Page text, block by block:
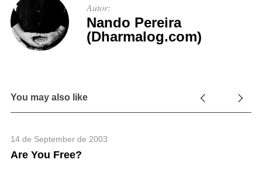
Autor:
Nando Pereira
(Dharmalog.com)
You may also like
14 de September de 2003
Are You Free?